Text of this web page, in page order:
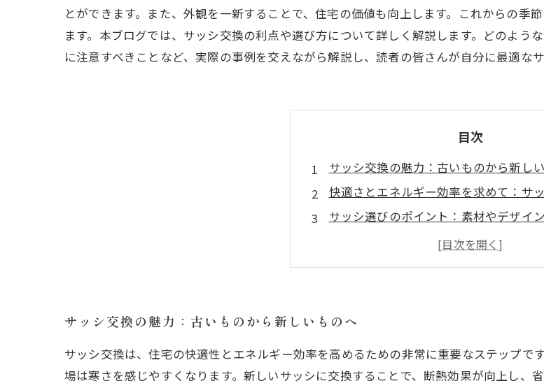
とができます。また、外観を一新することで、住宅の価値も向上します。これからの季
ます。本ブログでは、サッシ交換の利点や選び方について詳しく解説します。どのよう
に注意すべきことなど、実際の事例を交えながら解説し、読者の皆さんが自分に最適な
目次
サッシ交換の魅力：古いものから新し
快適さとエネルギー効率を求めて：サ
サッシ選びのポイント：素材やデザイ
施工時の注意点：失敗しないサッシ交換
実際の事例紹介：成功したサッシ交換
未来を見据えた選択：快適な住まいの実
サッシ交換の魅力：古いものから新しいものへ
サッシ交換は、住宅の快適性とエネルギー効率を高めるための非常に重要なステップ
場は寒さを感じやすくなります。新しいサッシに交換することで、断熱効果が向上し、